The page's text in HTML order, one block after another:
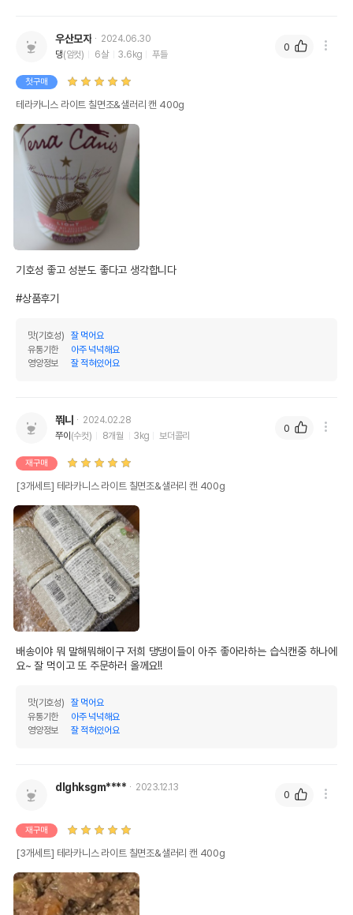
제조국 또는 원산지 독일
수입자를 함께 표기
AS책임자와 전화번호
전화번호
유통기한
우산모자
2024.06.30
댕(암컷) 6살 3.6kg 푸들
첫구매
테라카니스 라이트 칠면조&샐러리 캔 400g
기호성 좋고 성분도 좋다고 생각합니다
#상품후기
맛(기호성)
잘 먹어요
유통기한
아주 넉넉해요
영양정보
잘 적혀있어요
0
쭤니
2024.02.28
쭈이 (수컷) 8개월 3kg 보더콜리
재구매
[3개세트] 테라카니스 라이트 칠면조&샐러리 캔 400g
배송이야 뭐 말해뭐해이구 저희 댕댕이들이 아주 좋아라하는 습식캔중 하나에
요~ 잘 먹이고 또 주문하러 올께요!!
맛(기호성)
잘 먹어요
유통기한
아주 넉넉해요
영양정보
잘 적혀있어요
0
dlghksgm**** 2023.12.13
재구매
[3개세트] 테라카니스 라이트 칠면조&샐러리 캔 400g
0